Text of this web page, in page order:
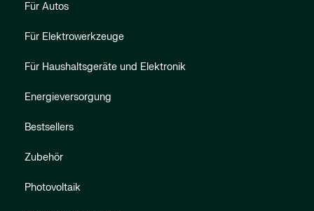
Für Autos
Für Elektrowerkzeuge
Für Haushaltsgeräte und Elektronik
Energieversorgung
Bestsellers
Zubehör
Photovoltaik